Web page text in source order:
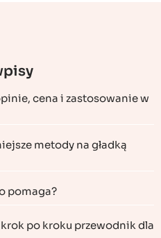
cena i zastosowanie w
metody na gładką
pomaga?
po kroku przewodnik dla